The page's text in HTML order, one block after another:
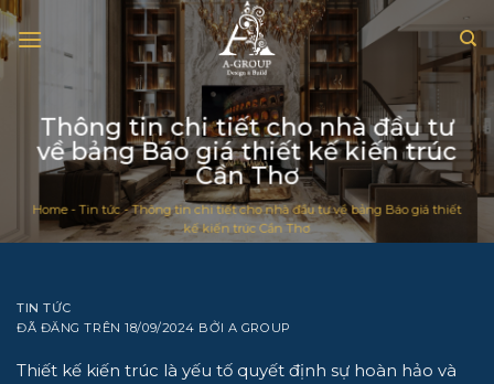
Chuyển
đến
nội
Thông tin chi tiết cho nhà đầu tư
về bảng Báo giá thiết kế kiến trúc
Cần Thơ
Home-Tin tức-Thông tin chi tiết cho nhà đầu tư về bảng Báo giá thiết
kế kiến trúc Cần Thơ
TIN TỨC
ĐÃ ĐĂNG TRÊN18/09/2024 BỞI A GROUP
Thiết kế kiến trúc là yếu tố quyết định sự hoàn hảo và